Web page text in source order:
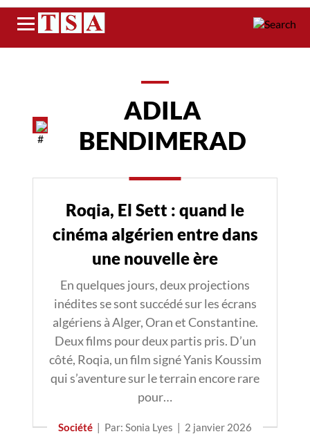
Menu
ADILA
BENDIMERAD
Roqia, El Sett : quand le
cinéma algérien entre dans
une nouvelle ère
En quelques jours, deux projections
inédites se sont succédé sur les écrans
algériens à Alger, Oran et Constantine.
Deux films pour deux partis pris. D’un
côté, Roqia, un film signé Yanis Koussim
qui s’aventure sur le terrain encore rare
pour…
Société | Par: Sonia Lyes | 2 janvier 2026